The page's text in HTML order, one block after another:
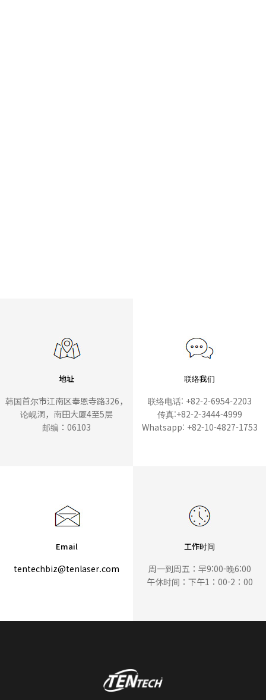
地址
韩国首尔市江南区奉恩寺路326，
论岘洞，南田大厦4至5层
邮编：06103
联络我们
联络电话: +82-2-6954-2203
传真:+82-2-3444-4999
Whatsapp: +82-10-4827-1753
Email
tentechbiz@tenlaser.com
工作时间
周一到周五：早9:00-晚6:00
午休时间：下午1：00-2：00